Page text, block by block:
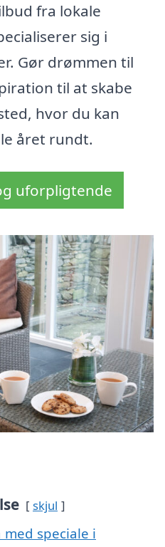
fra lokale
sig i
Gør drømmen til
til at skabe
hvor du kan
året rundt.
uforpligtende
skjul
speciale i